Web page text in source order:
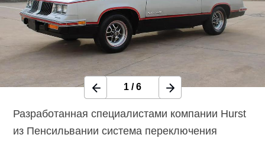
1 /6
Разработанная специалистами компании Hurst
из Пенсильвании система переключения